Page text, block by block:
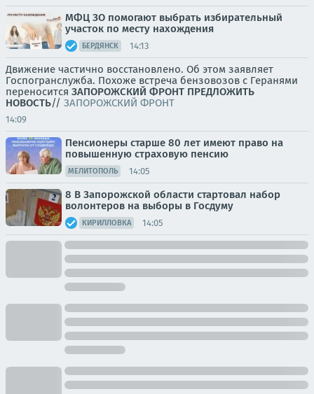
МФЦ ЗО помогают выбрать избирательный
участок по месту нахождения
БЕРДЯНСК 14:13
Движение частично восстановлено. Об этом заявляет
Госпогранслужба. Похоже встреча бензовозов с Геранями
переносится ЗАПОРОЖСКИЙ ФРОНТ ПРЕДЛОЖИТЬ
НОВОСТЬ// ЗАПОРОЖСКИЙ ФРОНТ
14:09
Пенсионеры старше 80 лет имеют право на
повышенную страховую пенсию
МЕЛИТОПОЛЬ 14:05
8 В Запорожской области стартовал набор
волонтеров на выборы в Госдуму
КИРИЛЛОВКА 14:05